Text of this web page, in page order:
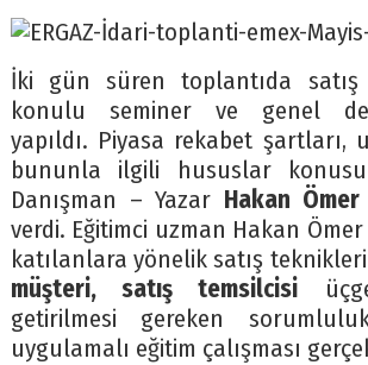
İki gün süren toplantıda satış
konulu seminer ve genel
yapıldı. Piyasa rekabet şartları,
bununla ilgili hususlar
Danışman – Yazar Hakan
verdi. Eğitimci uzman Hakan
katılanlara yönelik satış
müşteri, satış temsilcisi
getirilmesi gereken
uygulamalı eğitim çalışması